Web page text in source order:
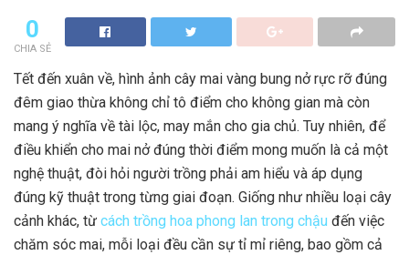
0
CHIA SẺ
Tết đến xuân về, hình ảnh cây mai vàng bung nở rực rỡ đúng
đêm giao thừa không chỉ tô điểm cho không gian mà còn
mang ý nghĩa về tài lộc, may mắn cho gia chủ. Tuy nhiên, để
điều khiển cho mai nở đúng thời điểm mong muốn là cả một
nghệ thuật, đòi hỏi người trồng phải am hiểu và áp dụng
đúng kỹ thuật trong từng giai đoạn. Giống như nhiều loại cây
cảnh khác, từ cách trồng hoa phong lan trong chậu đến việc
chăm sóc mai, mỗi loại đều cần sự tỉ mỉ riêng, bao gồm cả